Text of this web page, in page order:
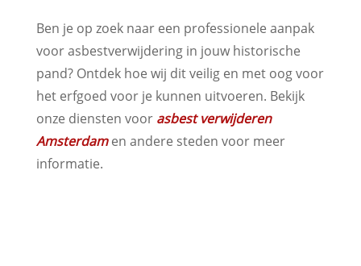
Ben je op zoek naar een professionele aanpak
voor asbestverwijdering in jouw historische
pand? Ontdek hoe wij dit veilig en met oog voor
het erfgoed voor je kunnen uitvoeren. Bekijk
onze diensten voor asbest verwijderen
Amsterdamen andere steden voor meer
informatie.